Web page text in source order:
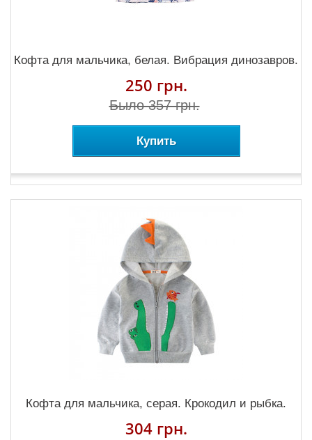
Кофта для мальчика, белая. Вибрация динозавров.
250 грн.
Было 357 грн.
Купить
Кофта для мальчика, серая. Крокодил и рыбка.
304 грн.